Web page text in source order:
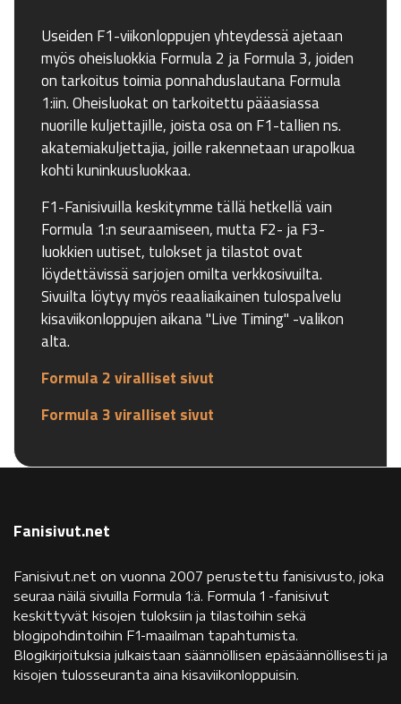
Useiden F1-viikonloppujen yhteydessä ajetaan
myös oheisluokkia Formula 2 ja Formula 3, joiden
on tarkoitus toimia ponnahduslautana Formula
1:iin. Oheisluokat on tarkoitettu pääasiassa
nuorille kuljettajille, joista osa on F1-tallien ns.
akatemiakuljettajia, joille rakennetaan urapolkua
kohti kuninkuusluokkaa.
F1-Fanisivuilla keskitymme tällä hetkellä vain
Formula 1:n seuraamiseen, mutta F2- ja F3-
luokkien uutiset, tulokset ja tilastot ovat
löydettävissä sarjojen omilta verkkosivuilta.
Sivuilta löytyy myös reaaliaikainen tulospalvelu
kisaviikonloppujen aikana "Live Timing" -valikon
alta.
Formula 2 viralliset sivut
Formula 3 viralliset sivut
Fanisivut.net
Fanisivut.net on vuonna 2007 perustettu fanisivusto, joka
seuraa näilä sivuilla Formula 1:ä. Formula 1 -fanisivut
keskittyvät kisojen tuloksiin ja tilastoihin sekä
blogipohdintoihin F1-maailman tapahtumista.
Blogikirjoituksia julkaistaan säännöllisen epäsäännöllisesti ja
kisojen tulosseuranta aina kisaviikonloppuisin.